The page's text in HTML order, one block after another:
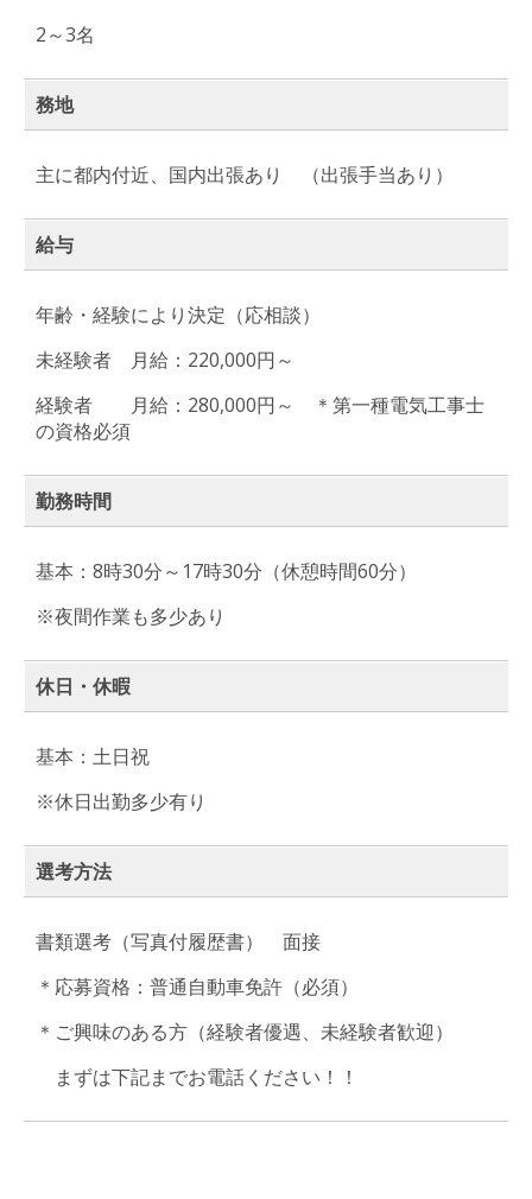
2～3名
務地
主に都内付近、国内出張あり （出張手当あり）
給与
年齢・経験により決定（応相談）
未経験者 月給：220,000円～
経験者 月給：280,000円～ ＊第一種電気工事士
の資格必須
勤務時間
基本：8時30分～17時30分（休憩時間60分）
※夜間作業も多少あり
休日・休暇
基本：土日祝
※休日出勤多少有り
選考方法
書類選考（写真付履歴書） 面接
＊応募資格：普通自動車免許（必須）
＊ご興味のある方（経験者優遇、未経験者歓迎）
まずは下記までお電話ください！！